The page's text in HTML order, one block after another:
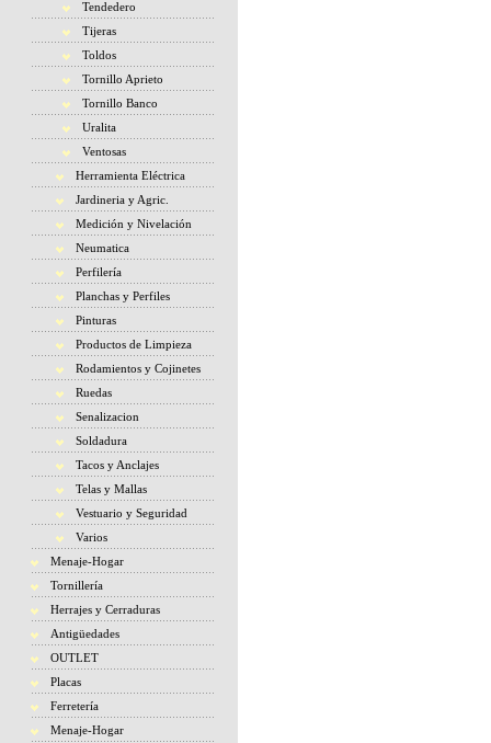
Tendedero
Tijeras
Toldos
Tornillo Aprieto
Tornillo Banco
Uralita
Ventosas
Herramienta Eléctrica
Jardineria y Agric.
Medición y Nivelación
Neumatica
Perfilería
Planchas y Perfiles
Pinturas
Productos de Limpieza
Rodamientos y Cojinetes
Ruedas
Senalizacion
Soldadura
Tacos y Anclajes
Telas y Mallas
Vestuario y Seguridad
Varios
Menaje-Hogar
Tornillería
Herrajes y Cerraduras
Antigüedades
OUTLET
Placas
Ferretería
Menaje-Hogar